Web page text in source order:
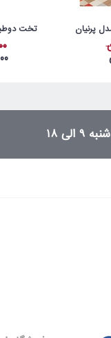
پرنیان تخت
18